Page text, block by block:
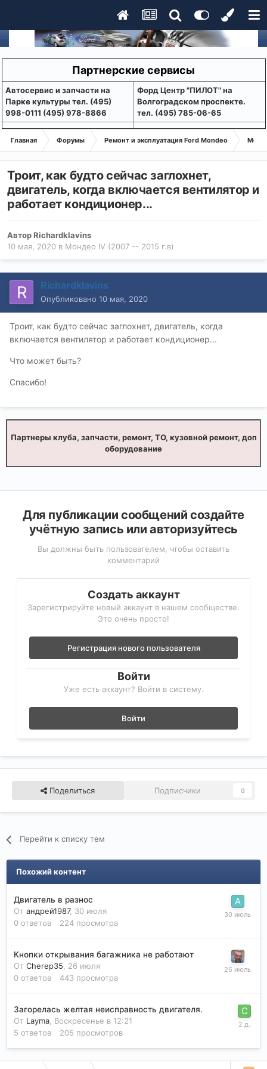
Партнерские сервисы
Aвтосервис и запчасти на
Парке культуры тел. (495)
998-0111 (495) 978-8866
Форд Центр "ПИЛОТ" на
Волгоградском проспекте.
тел. (495) 785-06-65
Главная Форумы Ремонт и эксплуатация Ford Mondeo
Троит, как будто сейчас заглохнет,
двигатель, когда включается вентилятор и
работает кондиционер...
АвторRichardklavins
10 мая, 2020 в Мондео IV (2007 -- 2015 г.в)
Richardklavins
Опубликовано 10 мая, 2020
Троит, как будто сейчас заглохнет, двигатель, когда
включается вентилятор и работает кондиционер...
Что может быть?
Спасибо!
Партнеры клуба, запчасти, ремонт, ТО, кузовной ремонт, доп
оборудование
Для публикации сообщений создайте
учётную запись или авторизуйтесь
Вы должны быть пользователем, чтобы оставить
комментарий
Создать аккаунт
Зарегистрируйте новый аккаунт в нашем сообществе.
Это очень просто!
Регистрация нового пользователя
Войти
Уже есть аккаунт? Войти в систему.
Войти
Поделиться Подписчики 0
Перейти к списку тем
Похожий контент
Двигатель в разнос
От андрей1987, 30 июля
0 ответов 224 просмотра
Кнопки открывания багажника не работают
От Cherep35, 26 июля
0 ответов 443 просмотра
Загорелась желтая неисправность двигателя.
От Layma, Воскресенье в 12:21
5 ответов 205 просмотров